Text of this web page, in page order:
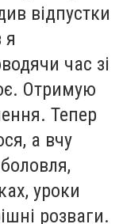
відпустки
я
час зі
Отримую
Тепер
а вчу
уроки
розваги.